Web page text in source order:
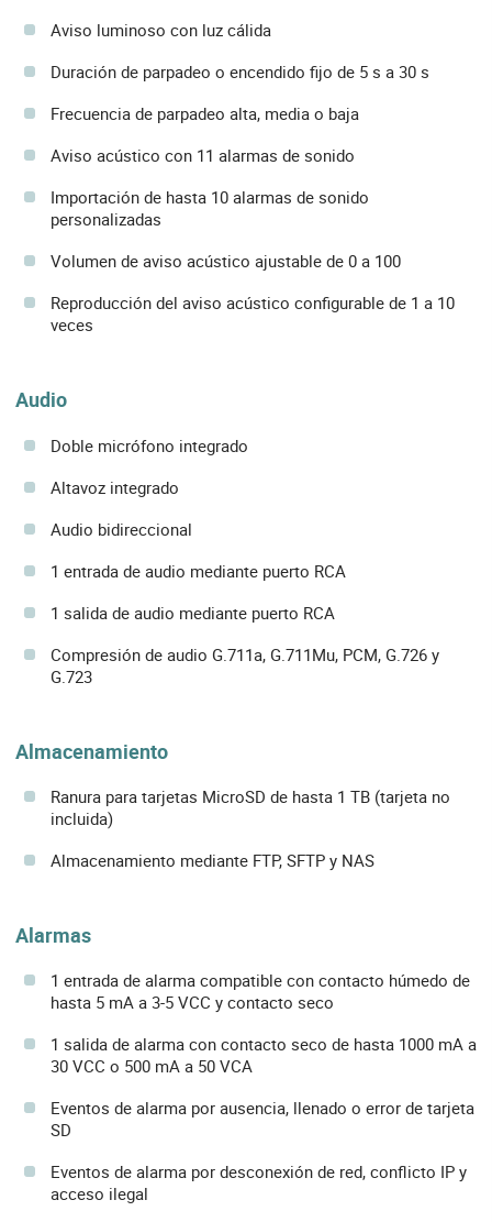
Aviso luminoso con luz cálida
Duración de parpadeo o encendido fijo de 5 s a 30 s
Frecuencia de parpadeo alta, media o baja
Aviso acústico con 11 alarmas de sonido
Importación de hasta 10 alarmas de sonido
personalizadas
Volumen de aviso acústico ajustable de 0 a 100
Reproducción del aviso acústico configurable de 1 a 10
veces
Audio
Doble micrófono integrado
Altavoz integrado
Audio bidireccional
1 entrada de audio mediante puerto RCA
1 salida de audio mediante puerto RCA
Compresión de audio G.711a, G.711Mu, PCM, G.726 y
G.723
Almacenamiento
Ranura para tarjetas MicroSD de hasta 1 TB (tarjeta no
incluida)
Almacenamiento mediante FTP, SFTP y NAS
Alarmas
1 entrada de alarma compatible con contacto húmedo de
hasta 5 mA a 3-5 VCC y contacto seco
1 salida de alarma con contacto seco de hasta 1000 mA a
30 VCC o 500 mA a 50 VCA
Eventos de alarma por ausencia, llenado o error de tarjeta
SD
Eventos de alarma por desconexión de red, conflicto IP y
acceso ilegal